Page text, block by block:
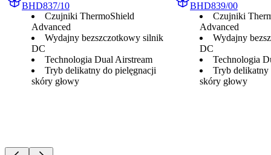
BHD837/10
Czujniki ThermoShield
Advanced
Wydajny bezszczotkowy silnik
DC
Technologia Dual Airstream
Tryb delikatny do pielęgnacji
skóry głowy
BHD839/00
Czujniki
Advanced
Wydajny
DC
Technologia
Tryb delikatny
skóry głowy